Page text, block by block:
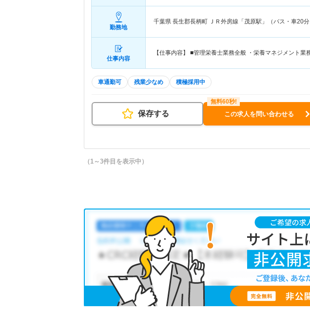
勤務地
千葉県 長生郡長柄町 ＪＲ外房線「茂原駅」（バス・車20分
仕事内容
【仕事内容】 ■管理栄養士業務全般 ・栄養マネジメント業
車通勤可 残業少なめ 積極採用中
保存する この求人を問い合わせる
（1～3件目を表示中）